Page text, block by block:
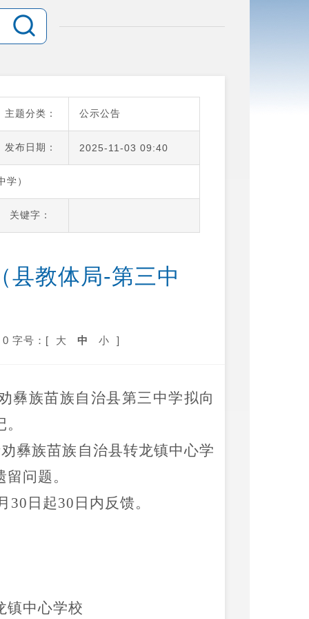
主题分类： 公示公告
发布日期： 2025-11-03 09:40
）
关键字：
县教体局-第三中
0 字号：[ 大 中 小 ]
彝族苗族自治县第三中学拟向
彝族苗族自治县转龙镇中心学
留问题。
30 日起30 日内反馈。
镇中心学校